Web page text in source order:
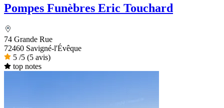
Pompes Funèbres Eric Touchard
74 Grande Rue
72460 Savigné-l'Évêque
5 /5 (5 avis)
top notes